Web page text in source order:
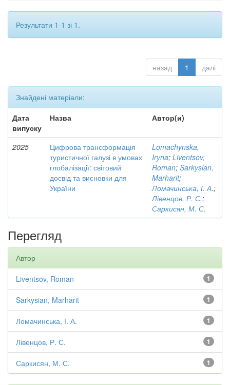
Результати 1-1 зі 1.
назад 1 далі
Знайдені матеріали:
Дата
випуску
Назва Автор(и)
2025
Цифрова трансформація
туристичної галузі в умовах
глобалізації: світовий
досвід та висновки для
України
Lomachynska,
Iryna; Liventsov,
Roman; Sarkysian,
Marharit;
Ломачинська, І. А.;
Лівенцов, Р. С.;
Саркисян, М. С.
Перегляд
Автор
1
Liventsov, Roman
1
Sarkysian, Marharit
1
Ломачинська, І. А.
1
Лівенцов, Р. С.
1
Саркисян, М. С.